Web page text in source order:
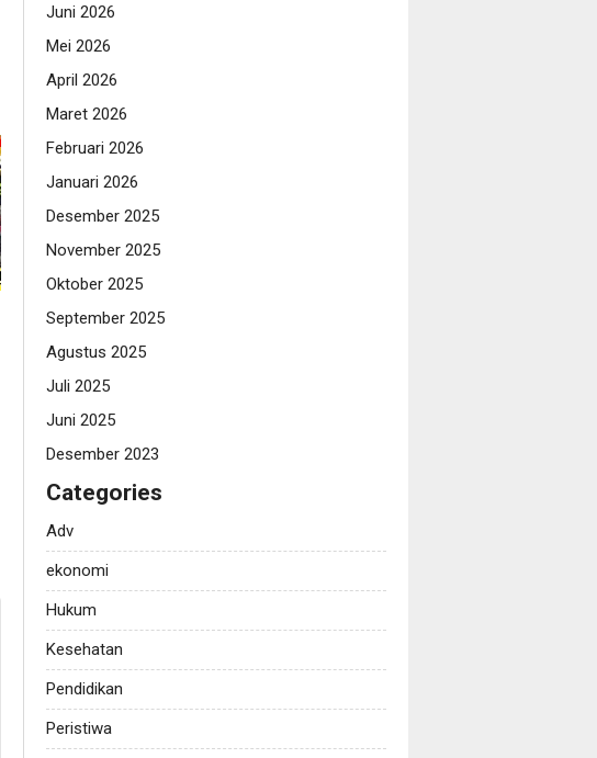
Juni 2026
Mei 2026
April 2026
Maret 2026
Februari 2026
Januari 2026
Desember 2025
November 2025
Oktober 2025
September 2025
Agustus 2025
Juli 2025
Juni 2025
Desember 2023
Categories
Adv
ekonomi
Hukum
Kesehatan
Pendidikan
Peristiwa